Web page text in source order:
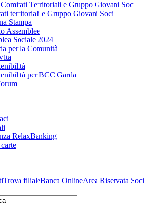
Territoriali e Gruppo Giovani Soci
territoriali e Gruppo Giovani Soci
Stampa
Assemblee
Sociale 2024
per la Comunità
per BCC Garda
RelaxBanking
Trova filialeBanca OnlineArea Riservata Soci